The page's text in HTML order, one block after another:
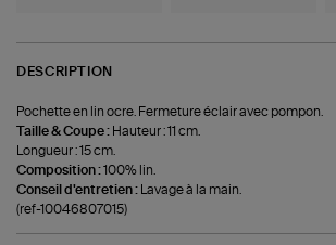
DESCRIPTION
Pochette en lin ocre. Fermeture éclair avec pompon.
Taille & Coupe : Hauteur : 11 cm.
Longueur : 15 cm.
Composition :100% lin.
Conseil d'entretien :
Lavage à la main.
(ref-10046807015)